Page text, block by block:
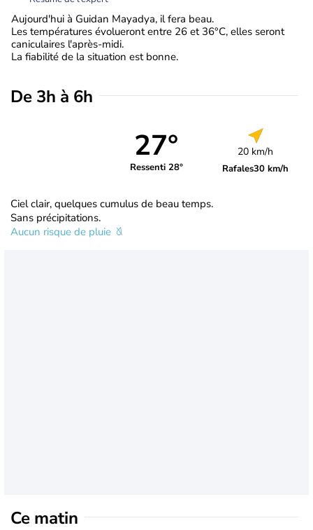
Aujourd'hui à Guidan Mayadya, il fera beau.
Les températures évolueront entre 26 et 36°C, elles seront
caniculaires l'après-midi.
La fiabilité de la situation est bonne.
De 3h à 6h
27°
Ressenti 28°
20 km/h
Rafales30 km/h
Ciel clair, quelques cumulus de beau temps.
Sans précipitations.
Aucun risque de pluie
Ce matin